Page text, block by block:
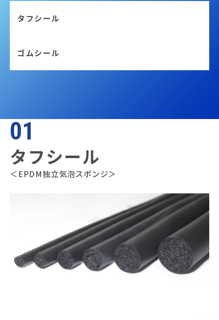
タフシール
ゴムシール
01
タフシール
＜EPDM独立気泡スポンジ＞